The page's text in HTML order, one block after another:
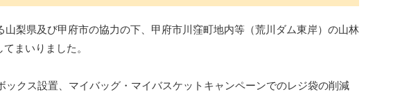
梨県及び甲府市の協力の下、甲府市川窪町地内等（荒川ダム東岸）の山林
まいりました。
クス設置、マイバッグ・マイバスケットキャンペーンでのレジ袋の削減